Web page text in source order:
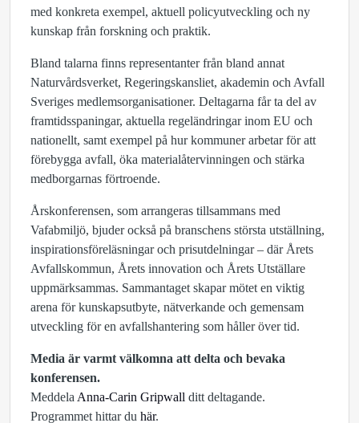
med konkreta exempel, aktuell policyutveckling och ny
kunskap från forskning och praktik.
Bland talarna finns representanter från bland annat
Naturvårdsverket, Regeringskansliet, akademin och Avfall
Sveriges medlemsorganisationer. Deltagarna får ta del av
framtidsspaningar, aktuella regeländringar inom EU och
nationellt, samt exempel på hur kommuner arbetar för att
förebygga avfall, öka materialåtervinningen och stärka
medborgarnas förtroende.
Årskonferensen, som arrangeras tillsammans med
Vafabmiljö, bjuder också på branschens största utställning,
inspirationsföreläsningar och prisutdelningar – där Årets
Avfallskommun, Årets innovation och Årets Utställare
uppmärksammas. Sammantaget skapar mötet en viktig
arena för kunskapsutbyte, nätverkande och gemensam
utveckling för en avfallshantering som håller över tid.
Media är varmt välkomna att delta och bevaka
konferensen.
Meddela Anna-Carin Gripwall ditt deltagande.
Programmet hittar du här.